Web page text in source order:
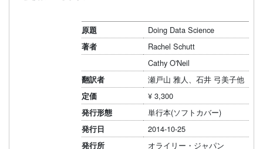
原題 Doing Data Science
著者
Rachel Schutt
Cathy O'Neil
翻訳者 瀬戸山 雅人、石井 弓美子他
定価 ¥ 3,300
発行形態 単行本(ソフトカバー)
発行日 2014-10-25
発行所 オライリー・ジャパン